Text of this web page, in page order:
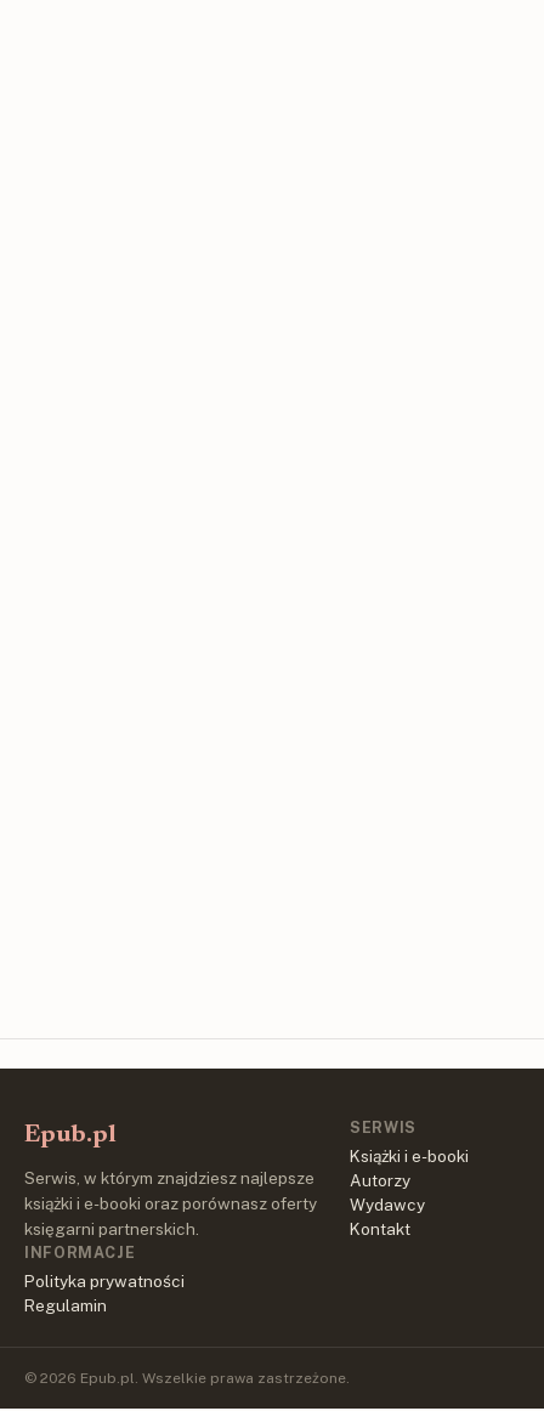
Epub.pl
Serwis, w którym znajdziesz najlepsze
książki i e-booki oraz porównasz oferty
księgarni partnerskich.
SERWIS
Książki i e-booki
Autorzy
Wydawcy
Kontakt
INFORMACJE
Polityka prywatności
Regulamin
© 2026 Epub.pl. Wszelkie prawa zastrzeżone.